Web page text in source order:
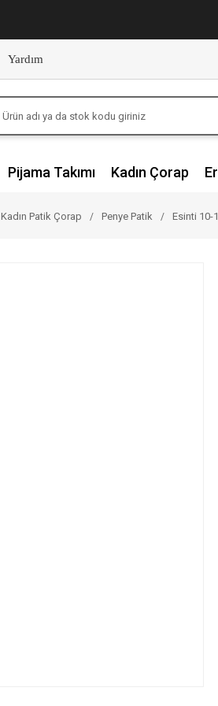
Yardım
Pijama Takımı Kadın Çorap
Kadın Patik Çorap Penye Patik Esinti 10-